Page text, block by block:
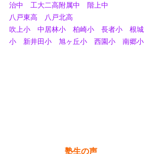
治中　工大二高附属中　階上中
八戸東高　八戸北高
吹上小　中居林小　柏崎小　長者小　根城
小　新井田小　旭ヶ丘小　西園小　南郷小
塾生の声